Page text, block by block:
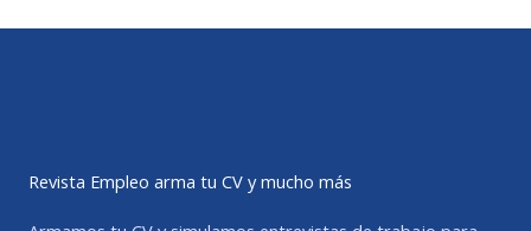
Revista Empleo arma tu CV y mucho más